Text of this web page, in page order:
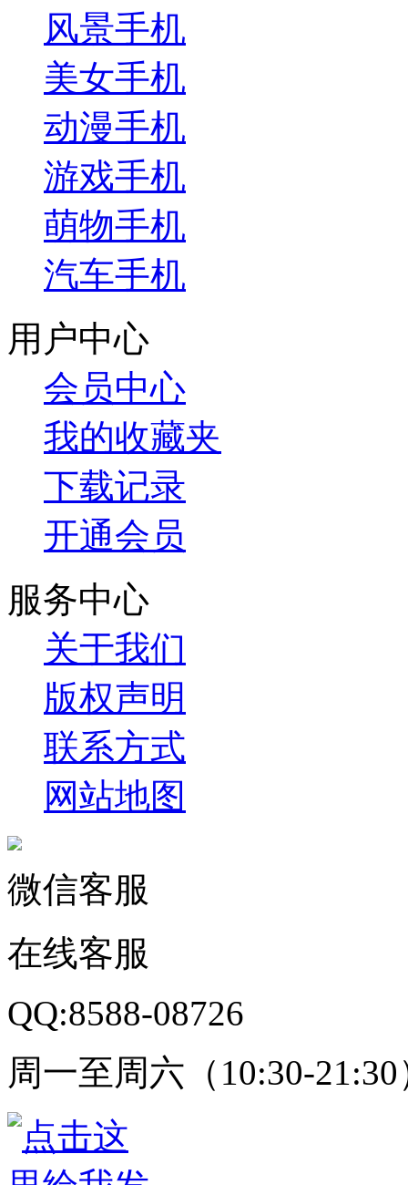
风景手机
美女手机
动漫手机
游戏手机
萌物手机
汽车手机
用户中心
会员中心
我的收藏夹
下载记录
开通会员
服务中心
关于我们
版权声明
联系方式
网站地图
微信客服
在线客服
QQ:8588-08726
周一至周六（10:30-21:30